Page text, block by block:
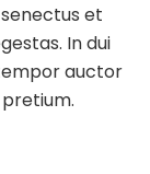
et
In dui
auctor